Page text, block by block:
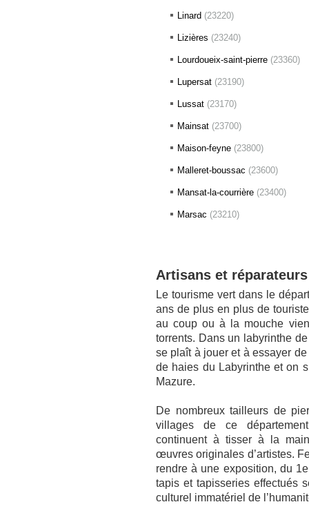
Linard (23220)
Lizières (23240)
Lourdoueix-saint-pierre (23360)
Lupersat (23190)
Lussat (23170)
Mainsat (23700)
Maison-feyne (23800)
Malleret-boussac (23600)
Mansat-la-courrière (23400)
Marsac (23210)
Artisans et
Le tourisme vert dans le
ans de plus en plus de
au coup ou à la mouche
torrents. Dans un labyrinthe
se plaît à jouer et à essayer
de haies du Labyrinthe et on
Mazure.
De nombreux tailleurs de
villages de ce
continuent à tisser à la
œuvres originales d’artistes.
rendre à une exposition, du
tapis et tapisseries effectués
culturel immatériel de